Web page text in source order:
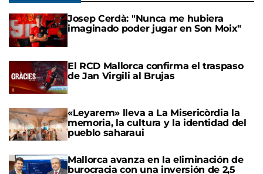
Josep Cerdà: "Nunca me hubiera
imaginado poder jugar en Son Moix"
El RCD Mallorca confirma el traspaso
de Jan Virgili al Brujas
«Leyarem» lleva a La Misericòrdia la
memoria, la cultura y la identidad del
pueblo saharaui
Mallorca avanza en la eliminación de
burocracia con una inversión de 2,5